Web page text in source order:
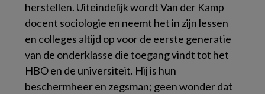
herstellen. Uiteindelijk wordt Van der Kamp
docent sociologie en neemt het in zijn lessen
en colleges altijd op voor de eerste generatie
van de onderklasse die toegang vindt tot het
HBO en de universiteit. Hij is hun
beschermheer en zegsman; geen wonder dat